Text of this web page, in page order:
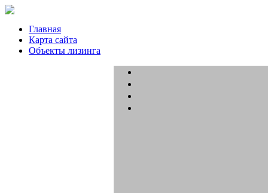
Главная
Карта сайта
Объекты лизинга